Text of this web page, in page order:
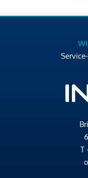
T